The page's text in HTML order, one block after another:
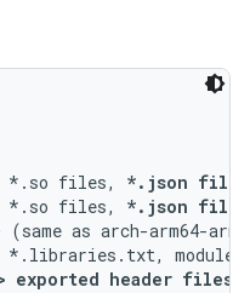
*.so files, *.json files
*.so files, *.json files
as arch-arm64-
header